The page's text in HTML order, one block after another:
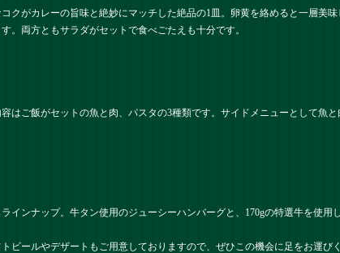
がカレーの旨味と絶妙にマッチした絶品の1皿。卵黄を絡めると一層美味
。両方ともサラダがセットで食べごたえも十分です。
はご飯がセットの魚と肉、パスタの3種類です。サイドメニューとして魚
インナップ。牛タン使用のジューシーハンバーグと、170gの特選牛を使
ールやデザートもご用意しておりますので、ぜひこの機会に足をお運び